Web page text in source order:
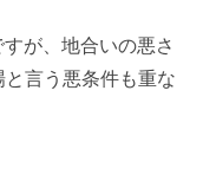
が、地合いの悪さ
言う悪条件も重な